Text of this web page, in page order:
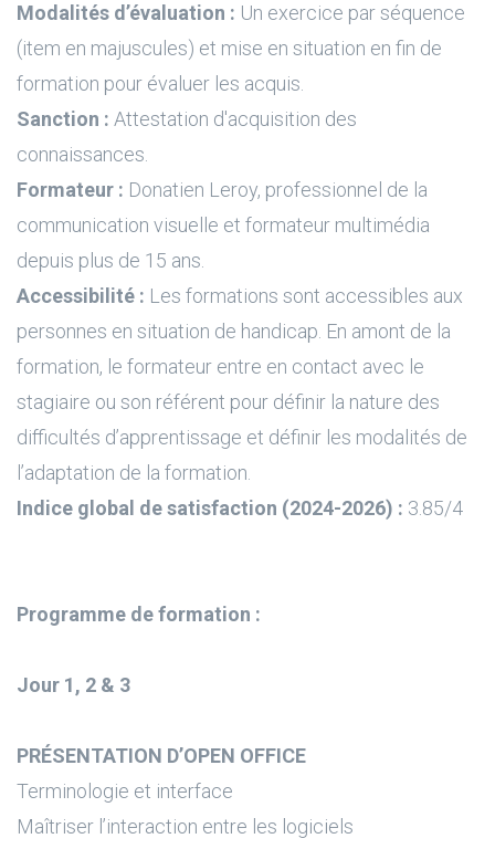
Modalités d’évaluation : Un exercice par séquence
(item en majuscules) et mise en situation en fin de
formation pour évaluer les acquis.
Sanction : Attestation d'acquisition des
connaissances.
Formateur : Donatien Leroy, professionnel de la
communication visuelle et formateur multimédia
depuis plus de 15 ans.
Accessibilité : Les formations sont accessibles aux
personnes en situation de handicap. En amont de la
formation, le formateur entre en contact avec le
stagiaire ou son référent pour définir la nature des
difficultés d’apprentissage et définir les modalités de
l’adaptation de la formation.
Indice global de satisfaction (2024-2026) : 3.85/4
Programme de formation :
Jour 1, 2 & 3
PRÉSENTATION D’OPEN OFFICE
Terminologie et interface
Maîtriser l’interaction entre les logiciels